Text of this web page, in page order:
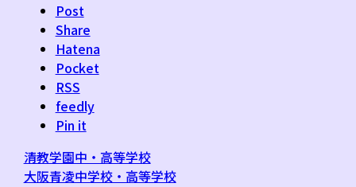
Post
Share
Hatena
Pocket
RSS
feedly
Pin it
清教学園中・高等学校
大阪青凌中学校・高等学校